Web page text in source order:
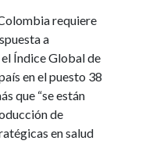
requiere
a
Índice Global de
en el puesto 38
que “se están
de
en salud